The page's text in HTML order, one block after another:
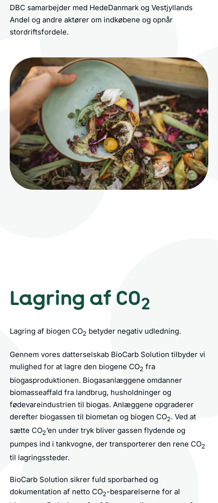
DBC samarbejder med HedeDanmark og Vestjyllands
Andel og andre aktører om indkøbene og opnår
stordriftsfordele.
Lagring af CO2
Lagring af biogen CO2 betyder negativ udledning.
Gennem vores datterselskab BioCarb Solution tilbyder vi
mulighed for at lagre den biogene CO2 fra
biogasproduktionen. Biogasanlæggene omdanner
biomasseaffald fra landbrug, husholdninger og
fødevareindustrien til biogas. Anlæggene opgraderer
derefter biogassen til biometan og biogen CO2. Ved at
sætte CO2‘en under tryk bliver gassen flydende og
pumpes ind i tankvogne, der transporterer den rene CO2
til lagringssteder.
BioCarb Solution sikrer fuld sporbarhed og
dokumentation af netto CO2-besparelserne for al